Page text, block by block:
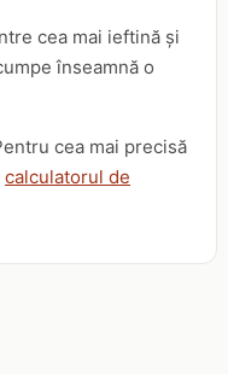
cea mai ieftină și
înseamnă o
cea mai precisă
calculatorul de